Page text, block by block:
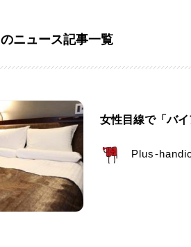
のニュース記事一覧
女性目線で「バ
Plus-